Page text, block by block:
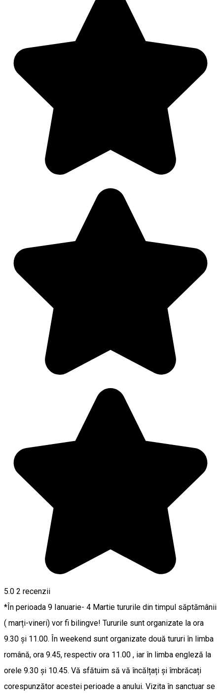
5.0 2 recenzii
*În perioada 9 Ianuarie- 4 Martie tururile din timpul săptămânii
( marți-vineri) vor fi bilingve! Tururile sunt organizate la ora
9.30 și 11.00. În weekend sunt organizate două tururi în limba
română, ora 9.45, respectiv ora 11.00 , iar în limba engleză la
orele 9.30 și 10.45. Vă sfătuim să vă încălțați și îmbrăcați
corespunzător acestei perioade a anului. Vizita în sanctuar se